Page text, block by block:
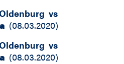
vs
(08.03.2020)
vs
(08.03.2020)